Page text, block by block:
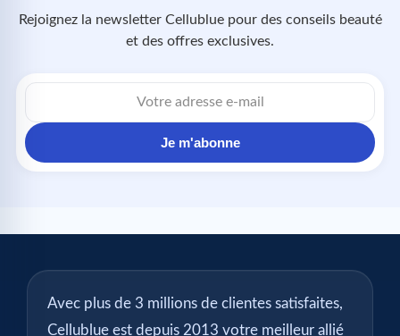
Rejoignez la newsletter Cellublue pour des conseils beauté
et des offres exclusives.
Adresse
e-
Je m'abonne
Avec plus de 3 millions de clientes satisfaites,
Cellublue est depuis 2013 votre meilleur allié